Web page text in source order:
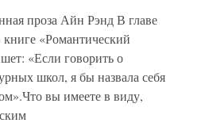
проза Айн Рэнд В главе
«Романтический
«Если говорить о
школ, я бы назвала себя
вы имеете в виду,